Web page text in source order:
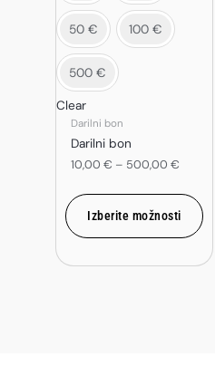
50 € 100 €
500 €
Clear
Darilni bon
Darilni bon
10,00€ – 500,00€
Izberite možnosti
izdelka